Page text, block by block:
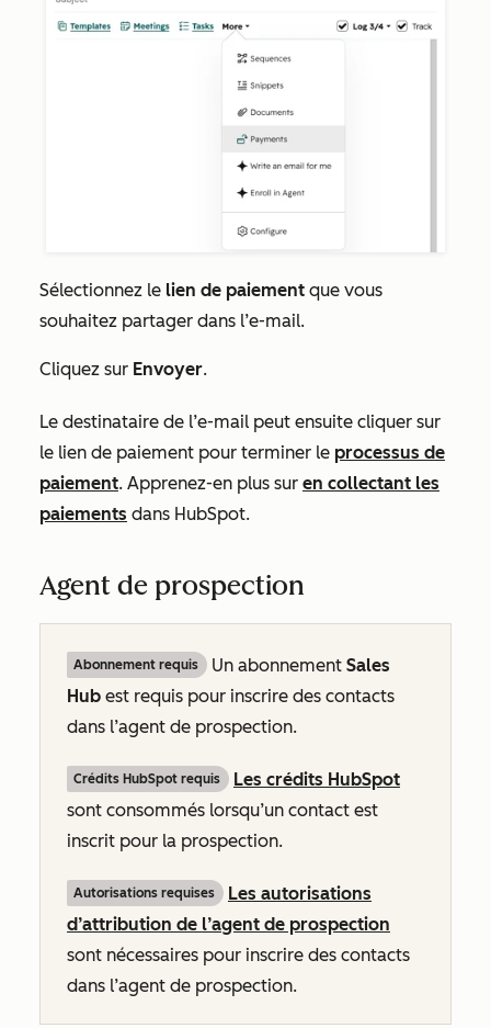
Sélectionnez le lien de paiement que vous
souhaitez partager dans l’e-mail.
Cliquez sur Envoyer.
Le destinataire de l’e-mail peut ensuite cliquer sur
le lien de paiement pour terminer le processus de
paiement. Apprenez-en plus sur en collectant les
paiements dans HubSpot.
Agent de prospection
Abonnement requis Un abonnement Sales
Hub est requis pour inscrire des contacts
dans l’agent de prospection.
Crédits HubSpot requis
Les crédits HubSpot
sont consommés lorsqu’un contact est
inscrit pour la prospection.
Autorisations requises
Les autorisations
d’attribution de l’agent de prospection
sont nécessaires pour inscrire des contacts
dans l’agent de prospection.